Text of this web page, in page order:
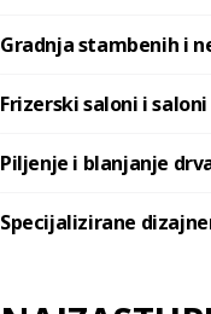
Gradnja stambenih i
Frizerski saloni i
Piljenje i blanjanje
Specijalizirane